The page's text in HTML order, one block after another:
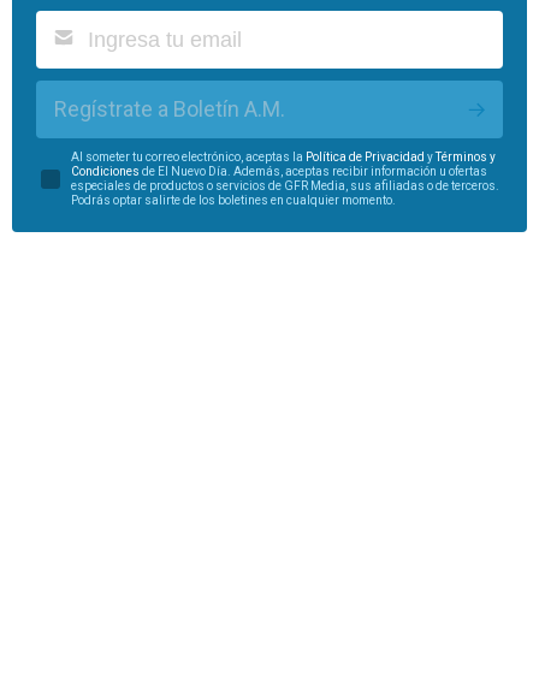
Regístrate a Boletín A.M.
Al someter tu correo electrónico, aceptas la Política de Privacidad yTérminos y
Condiciones de El Nuevo Día. Además, aceptas recibir información u ofertas
especiales de productos o servicios de GFR Media, sus afiliadas o de terceros.
Podrás optar salirte de los boletines en cualquier momento.